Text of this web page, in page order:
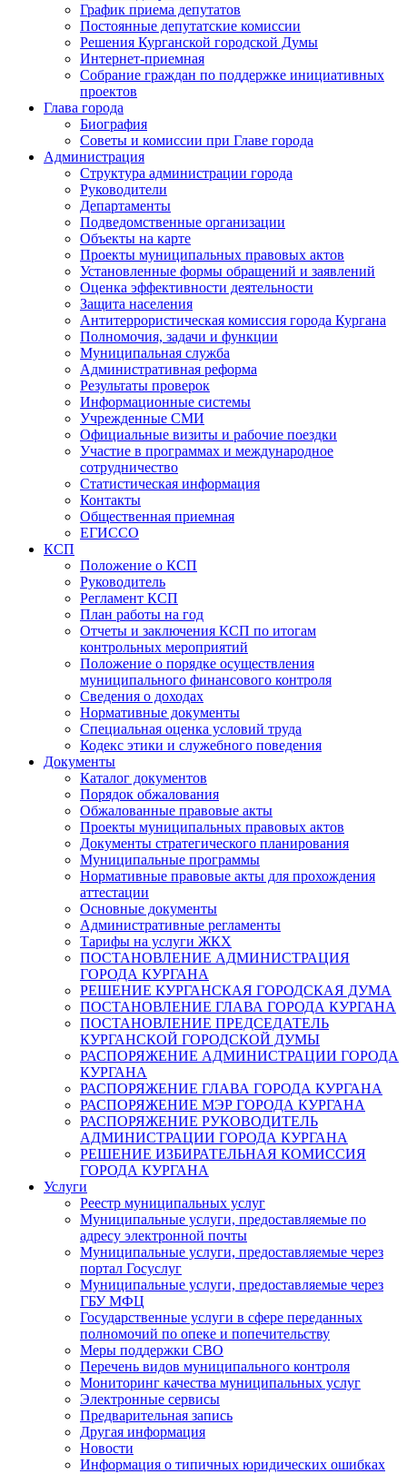
График приема депутатов
Постоянные депутатские комиссии
Решения Курганской городской Думы
Интернет-приемная
Собрание граждан по поддержке инициативных
проектов
Глава города
Биография
Советы и комиссии при Главе города
Администрация
Структура администрации города
Руководители
Департаменты
Подведомственные организации
Объекты на карте
Проекты муниципальных правовых актов
Установленные формы обращений и заявлений
Оценка эффективности деятельности
Защита населения
Антитеррористическая комиссия города Кургана
Полномочия, задачи и функции
Муниципальная служба
Административная реформа
Результаты проверок
Информационные системы
Учрежденные СМИ
Официальные визиты и рабочие поездки
Участие в программах и международное
сотрудничество
Статистическая информация
Контакты
Общественная приемная
ЕГИССО
КСП
Положение о КСП
Руководитель
Регламент КСП
План работы на год
Отчеты и заключения КСП по итогам
контрольных мероприятий
Положение о порядке осуществления
муниципального финансового контроля
Сведения о доходах
Нормативные документы
Специальная оценка условий труда
Кодекс этики и служебного поведения
Документы
Каталог документов
Порядок обжалования
Обжалованные правовые акты
Проекты муниципальных правовых актов
Документы стратегического планирования
Муниципальные программы
Нормативные правовые акты для прохождения
аттестации
Основные документы
Административные регламенты
Тарифы на услуги ЖКХ
ПОСТАНОВЛЕНИЕ АДМИНИСТРАЦИЯ
ГОРОДА КУРГАНА
РЕШЕНИЕ КУРГАНСКАЯ ГОРОДСКАЯ ДУМА
ПОСТАНОВЛЕНИЕ ГЛАВА ГОРОДА КУРГАНА
ПОСТАНОВЛЕНИЕ ПРЕДСЕДАТЕЛЬ
КУРГАНСКОЙ ГОРОДСКОЙ ДУМЫ
РАСПОРЯЖЕНИЕ АДМИНИСТРАЦИИ ГОРОДА
КУРГАНА
РАСПОРЯЖЕНИЕ ГЛАВА ГОРОДА КУРГАНА
РАСПОРЯЖЕНИЕ МЭР ГОРОДА КУРГАНА
РАСПОРЯЖЕНИЕ РУКОВОДИТЕЛЬ
АДМИНИСТРАЦИИ ГОРОДА КУРГАНА
РЕШЕНИЕ ИЗБИРАТЕЛЬНАЯ КОМИССИЯ
ГОРОДА КУРГАНА
Услуги
Реестр муниципальных услуг
Муниципальные услуги, предоставляемые по
адресу электронной почты
Муниципальные услуги, предоставляемые через
портал Госуслуг
Муниципальные услуги, предоставляемые через
ГБУ МФЦ
Государственные услуги в сфере переданных
полномочий по опеке и попечительству
Меры поддержки СВО
Перечень видов муниципального контроля
Мониторинг качества муниципальных услуг
Электронные сервисы
Предварительная запись
Другая информация
Новости
Информация о типичных юридических ошибках